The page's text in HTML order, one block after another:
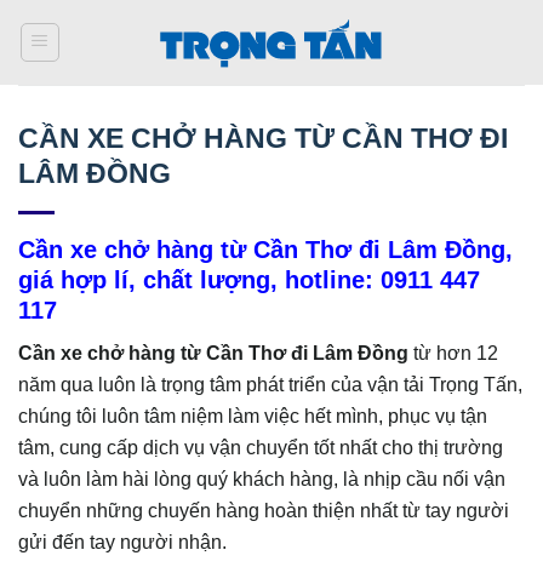
qua
CẦN XE CHỞ HÀNG TỪ CẦN THƠ ĐI
LÂM ĐỒNG
Cần xe chở hàng từ Cần Thơ đi Lâm Đồng,
giá hợp lí, chất lượng, hotline: 0911 447
117
Cần xe chở hàng từ Cần Thơ đi Lâm Đồng từ hơn 12
năm qua luôn là trọng tâm phát triển của vận tải Trọng Tấn,
chúng tôi luôn tâm niệm làm việc hết mình, phục vụ tận
tâm, cung cấp dịch vụ vận chuyển tốt nhất cho thị trường
và luôn làm hài lòng quý khách hàng, là nhịp cầu nối vận
chuyển những chuyến hàng hoàn thiện nhất từ tay người
gửi đến tay người nhận.